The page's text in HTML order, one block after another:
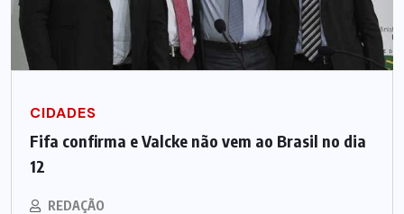
CIDADES
Fifa confirma e Valcke não vem ao Brasil no dia
12
REDAÇÃO